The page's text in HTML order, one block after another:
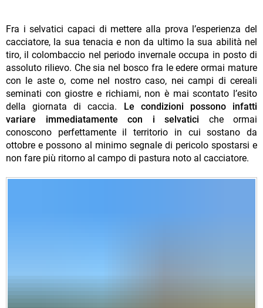
Fra i selvatici capaci di mettere alla prova l’esperienza del
cacciatore, la sua tenacia e non da ultimo la sua abilità nel
tiro, il colombaccio nel periodo invernale occupa in posto di
assoluto rilievo. Che sia nel bosco fra le edere ormai mature
con le aste o, come nel nostro caso, nei campi di cereali
seminati con giostre e richiami, non è mai scontato l’esito
della giornata di caccia.
Le condizioni possono infatti
variare immediatamente con i selvatici che ormai
conoscono perfettamente il territorio in cui sostano da
ottobre e possono al minimo segnale di pericolo spostarsi e
non fare più ritorno al campo di pastura noto al cacciatore.